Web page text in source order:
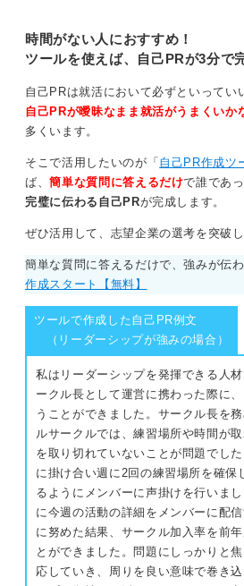
込んで努力をした話などです。
上げたというお話がありました。
彼は、最初は計画的に努力をして
が出来ましたが、そこからあまり上
ったそうです。
目標には足りないと考え、英語関連
を高めるためにはどうしたらいいの
本を読み勉強方法や時間帯、姿勢な
そうしたところさらに点数を上げる
高い点数を持っていることだけでな
力家であることや、計画性があるこ
ろなどいくつも強みが見えてくるも
ことが伝わると良いですね。
0
文を作成しましょう。
時間がない人におすすめ！
ツールを使えば、自己PRが3分で
自己PRは就活において必ずといってい
自己PRが曖昧なまま就活がうまくいか
多くいます。
そこで活用したいのが「 自己PR作成ツ
ば、簡単な質問に答えるだけで誰であっ
完璧に伝わる自己PRが完成します。
ぜひ活用して、志望企業の選考を突破し
簡単な質問に答えるだけで、強みが伝
作成スタート【無料】
ツールで作成した自己PR例文
（リーダーシップが強みの場合）
私はリーダーシップを発揮できる人
ークル長として運営に携わった際に
うことができました。サークル長を
ルサークルでは、練習場所や時間が
を取り切れていないことが問題でし
に掛け合い週に2回の練習場所を確保
るようにメンバーに声掛けを行いま
に今週の活動の詳細をメンバーに配
に努めた結果、サークル加入率を前
とができました。問題にしっかりと
応していき、周りを良い意味で巻き